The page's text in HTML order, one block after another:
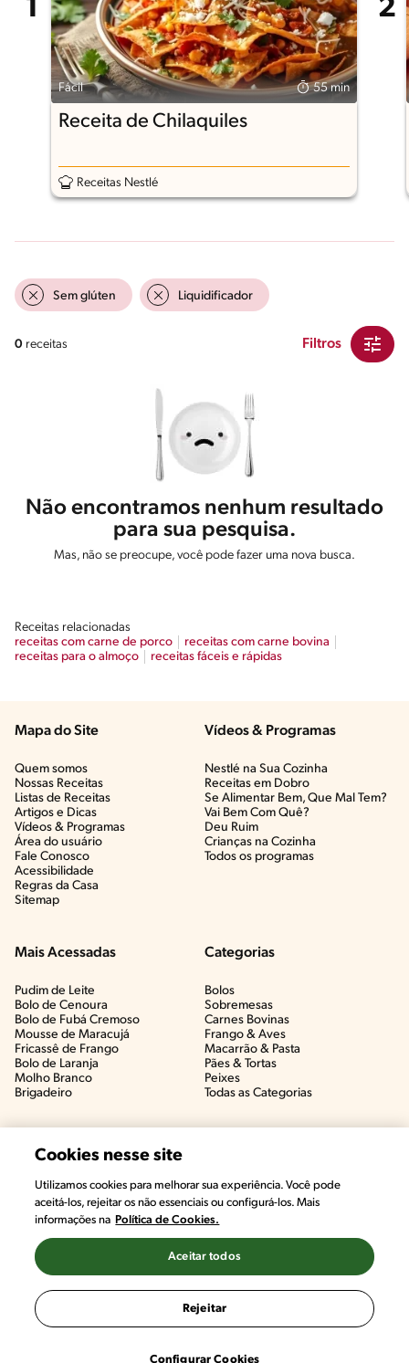
Fácil 55 min
Receita de Chilaquiles
Receitas Nestlé
Sem glúten Liquidificador
0 receitas Filtros
Não encontramos nenhum resultado
para sua pesquisa.
Mas, não se preocupe, você pode fazer uma nova busca.
Receitas relacionadas
receitas com carne de porco
receitas com carne bovina
receitas para o almoço
receitas fáceis e rápidas
Mapa do Site
Quem somos
Nossas Receitas
Listas de Receitas​
Artigos e Dicas​
Vídeos & Programas​
Área do usuário
Fale Conosco
Acessibilidade
Regras da Casa
Sitemap
Vídeos & Programas​
Nestlé na Sua Cozinha
Receitas em Dobro
Se Alimentar Bem, Que Mal Tem?​
Vai Bem Com Quê?​
Deu Ruim​
Crianças na Cozinha​
Todos os programas
Mais Acessadas
Pudim de Leite
Bolo de Cenoura
Bolo de Fubá Cremoso
Mousse de Maracujá
Fricassê de Frango
Bolo de Laranja
Molho Branco
Brigadeiro
Categorias
Bolos
Sobremesas
Carnes Bovinas​
Frango & Aves​
Macarrão & Pasta​
Pães & Tortas​
Peixes
Todas as Categorias
Cookies nesse site
Utilizamos cookies para melhorar sua experiência. Você pode
aceitá-los, rejeitar os não essenciais ou configurá-los. Mais
informações na Política de Cookies.
Configurar Cookies
Rejeitar
Aceitar todos